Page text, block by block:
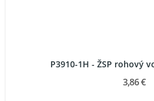
P3910-1H - ŽSP rohový
3,86 €